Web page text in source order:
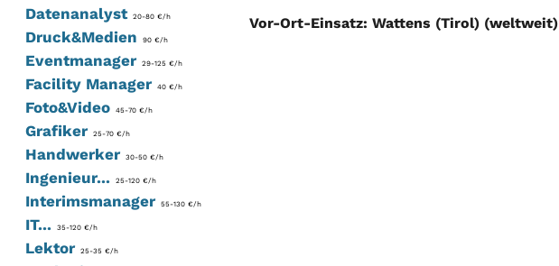
Datenanalyst20-80 €/h
Druck&Medien 90 €/h
Eventmanager 29-125 €/h
Facility Manager 40 €/h
Foto&Video45-70 €/h
Grafiker 25-70 €/h
Handwerker 30-50 €/h
Ingenieur...25-120 €/h
Interimsmanager 55-130 €/h
IT...35-120 €/h
Lektor 25-35 €/h
Vor-Ort-Einsatz: Wattens (Tirol) (weltweit)